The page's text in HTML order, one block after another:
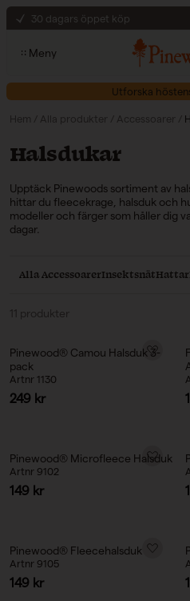
Hoppa till innehåll
30 dagars öppet köp
Säker betalning med Klarna
Fri frakt till ombud vid köp över
Meny
Utforska
Hem Alla produkter Accessoarer
Kollektion:
Halsdukar
Upptäck Pinewoods sortiment av
hittar du fleecekrage, halsduk och
modeller och färger som håller dig
dagar.
Alla AccessoarerInsektsnätHattar
11 produkter
Pinewood® Camou Halsduk 3-
pack
Artnr 1130
Reapris
249 kr
Pinewood® Microfleece Halsduk
Artnr 9102
Reapris
149 kr
Pinewood® Fleecehalsduk
Artnr 9105
Reapris
149 kr